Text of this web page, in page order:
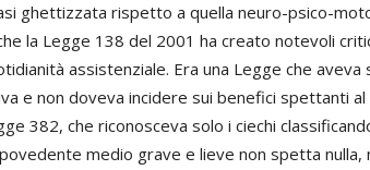
ghettizzata rispetto a quella neuro-psico-
la Legge 138 del 2001 ha creato notevoli
assistenziale. Era una Legge che
e non doveva incidere sui benefici spettanti
382, che riconosceva solo i ciechi
medio grave e lieve non spetta